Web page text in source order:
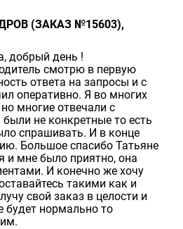
(ЗАКАЗ №15603),
добрый день !
смотрю в первую
ответа на запросы и с
оперативно. Я во многих
многие отвечали с
не конкретные то есть
спрашивать. И в конце
Большое спасибо Татьяне
и мне было приятно, она
И конечно же хочу
такими как и
свой заказ в целости и
будет нормально то